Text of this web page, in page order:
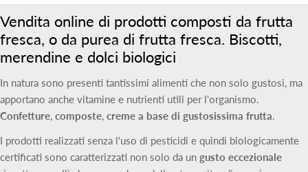
Vendita online di prodotti composti da frutta
fresca, o da purea di frutta fresca. Biscotti,
merendine e dolci biologici
In natura sono presenti tantissimi alimenti che non solo gustosi, ma
apportano anche vitamine e nutrienti utili per l'organismo.
Confetture, composte, creme a base di gustosissima frutta.
I prodotti realizzati senza l'uso di pesticidi e quindi biologicamente
certificati sono caratterizzati non solo da un gusto eccezionale